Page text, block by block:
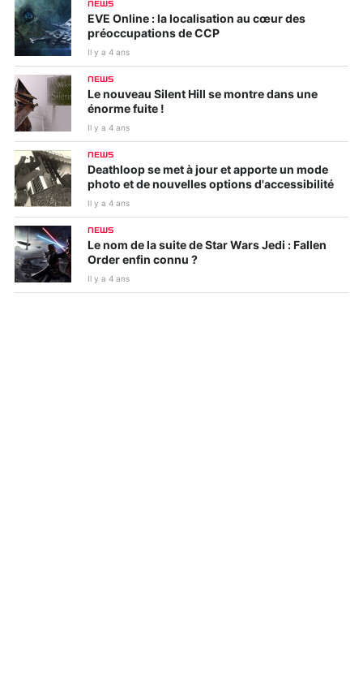
NEWS
EVE Online : la localisation au cœur des
préoccupations de CCP
Il y a 4 ans
NEWS
Le nouveau Silent Hill se montre dans une
énorme fuite !
Il y a 4 ans
NEWS
Deathloop se met à jour et apporte un mode
photo et de nouvelles options d'accessibilité
Il y a 4 ans
NEWS
Le nom de la suite de Star Wars Jedi : Fallen
Order enfin connu ?
Il y a 4 ans